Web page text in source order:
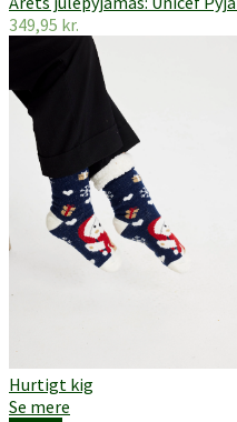
349,95 kr.
Hurtigt kig
Se mere